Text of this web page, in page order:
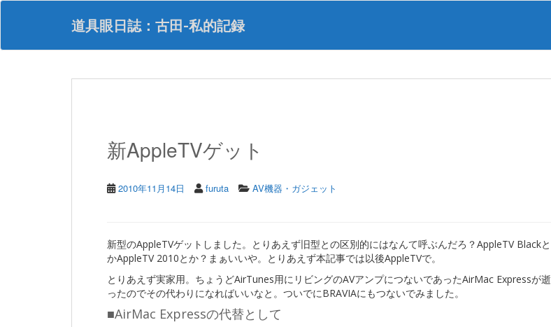
S
p
道具眼日誌：古田-私的記録
新AppleTVゲット
2010年11月14日 furuta AV機器・ガジェット
新型のAppleTVゲットしました。とりあえず旧型との区別的にはなんて呼ぶんだろ？AppleTV Blackと
かAppleTV 2010とか？まぁいいや。とりあえず本記事では以後AppleTVで。
とりあえず実家用。ちょうどAirTunes用にリビングのAVアンプにつないであったAirMac Expressが逝
ったのでその代わりになればいいなと。ついでにBRAVIAにもつないでみました。
■AirMac Expressの代替として